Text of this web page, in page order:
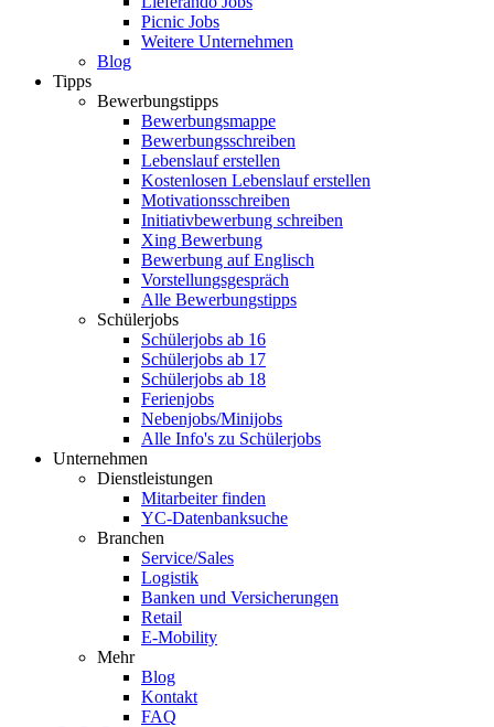
Picnic Jobs
Weitere Unternehmen
Blog
Tipps
Bewerbungstipps
Bewerbungsmappe
Bewerbungsschreiben
Lebenslauf erstellen
Kostenlosen Lebenslauf erstellen
Motivationsschreiben
Initiativbewerbung schreiben
Xing Bewerbung
Bewerbung auf Englisch
Vorstellungsgespräch
Alle Bewerbungstipps
Schülerjobs
Schülerjobs ab 16
Schülerjobs ab 17
Schülerjobs ab 18
Ferienjobs
Nebenjobs/Minijobs
Alle Info's zu Schülerjobs
Unternehmen
Dienstleistungen
Mitarbeiter finden
YC-Datenbanksuche
Branchen
Service/Sales
Logistik
Banken und Versicherungen
Retail
E-Mobility
Mehr
Blog
Kontakt
FAQ